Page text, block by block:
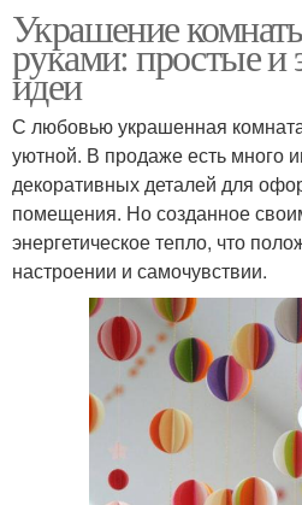
Украшение
руками: простые
идеи
С любовью украшенная
уютной. В продаже есть много
декоративных деталей для
помещения. Но созданное
энергетическое тепло, что
настроении и самочувствии.